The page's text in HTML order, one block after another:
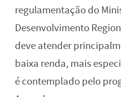
regulamentação do
Desenvolvimento
deve atender
baixa renda, mais
é contemplado pelo